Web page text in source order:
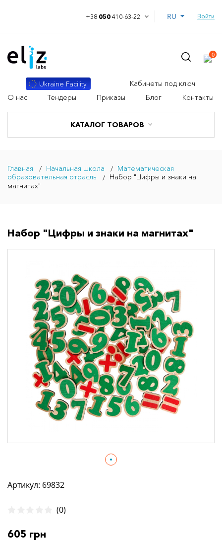
+38 050410-63-22 Войти
КАТАЛОГ ТОВАРОВ
Ukraine Facility
Кабинеты под ключ
О нас
Тендеры Приказы Блог Контакты
0
Главная Начальная школа
Математическая
образовательная отрасль
Набор "Цифры и знаки на
магнитах"
Набор "Цифры и знаки на магнитах"
Артикул: 69832
(0)
605 грн